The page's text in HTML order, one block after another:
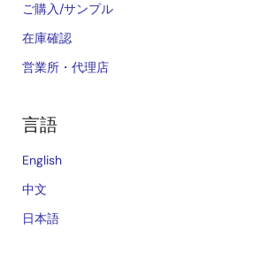
ご購入/サンプル
在庫確認
営業所・代理店
言語
English
中文
日本語